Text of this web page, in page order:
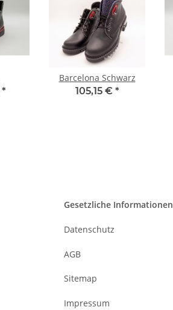
*
Barcelona Schwarz
105,15 € *
Gesetzliche Informationen
Datenschutz
AGB
Sitemap
Impressum